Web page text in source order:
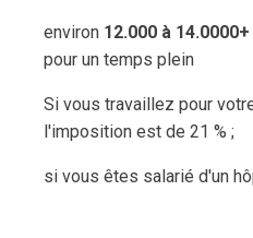
environ 12.000 à
pour un temps plein
Si vous travaillez pour
l'imposition est de 21 % ;
si vous êtes salarié d'un